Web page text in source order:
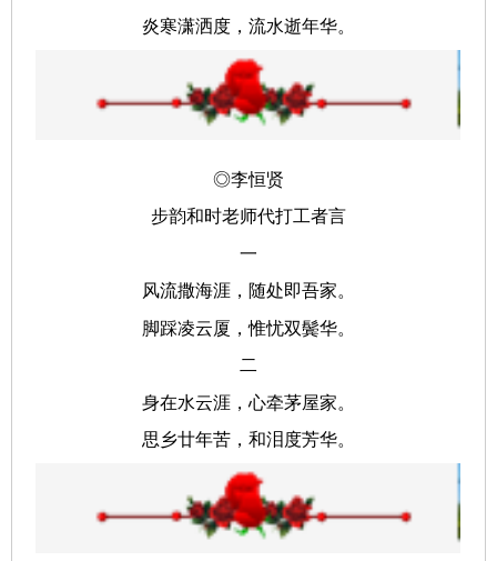
炎寒潇洒度，流水逝年华。
◎李恒贤
步韵和时老师代打工者言
一
风流撒海涯，随处即吾家。
脚踩凌云厦，惟忧双鬓华。
二
身在水云涯，心牵茅屋家。
思乡廿年苦，和泪度芳华。